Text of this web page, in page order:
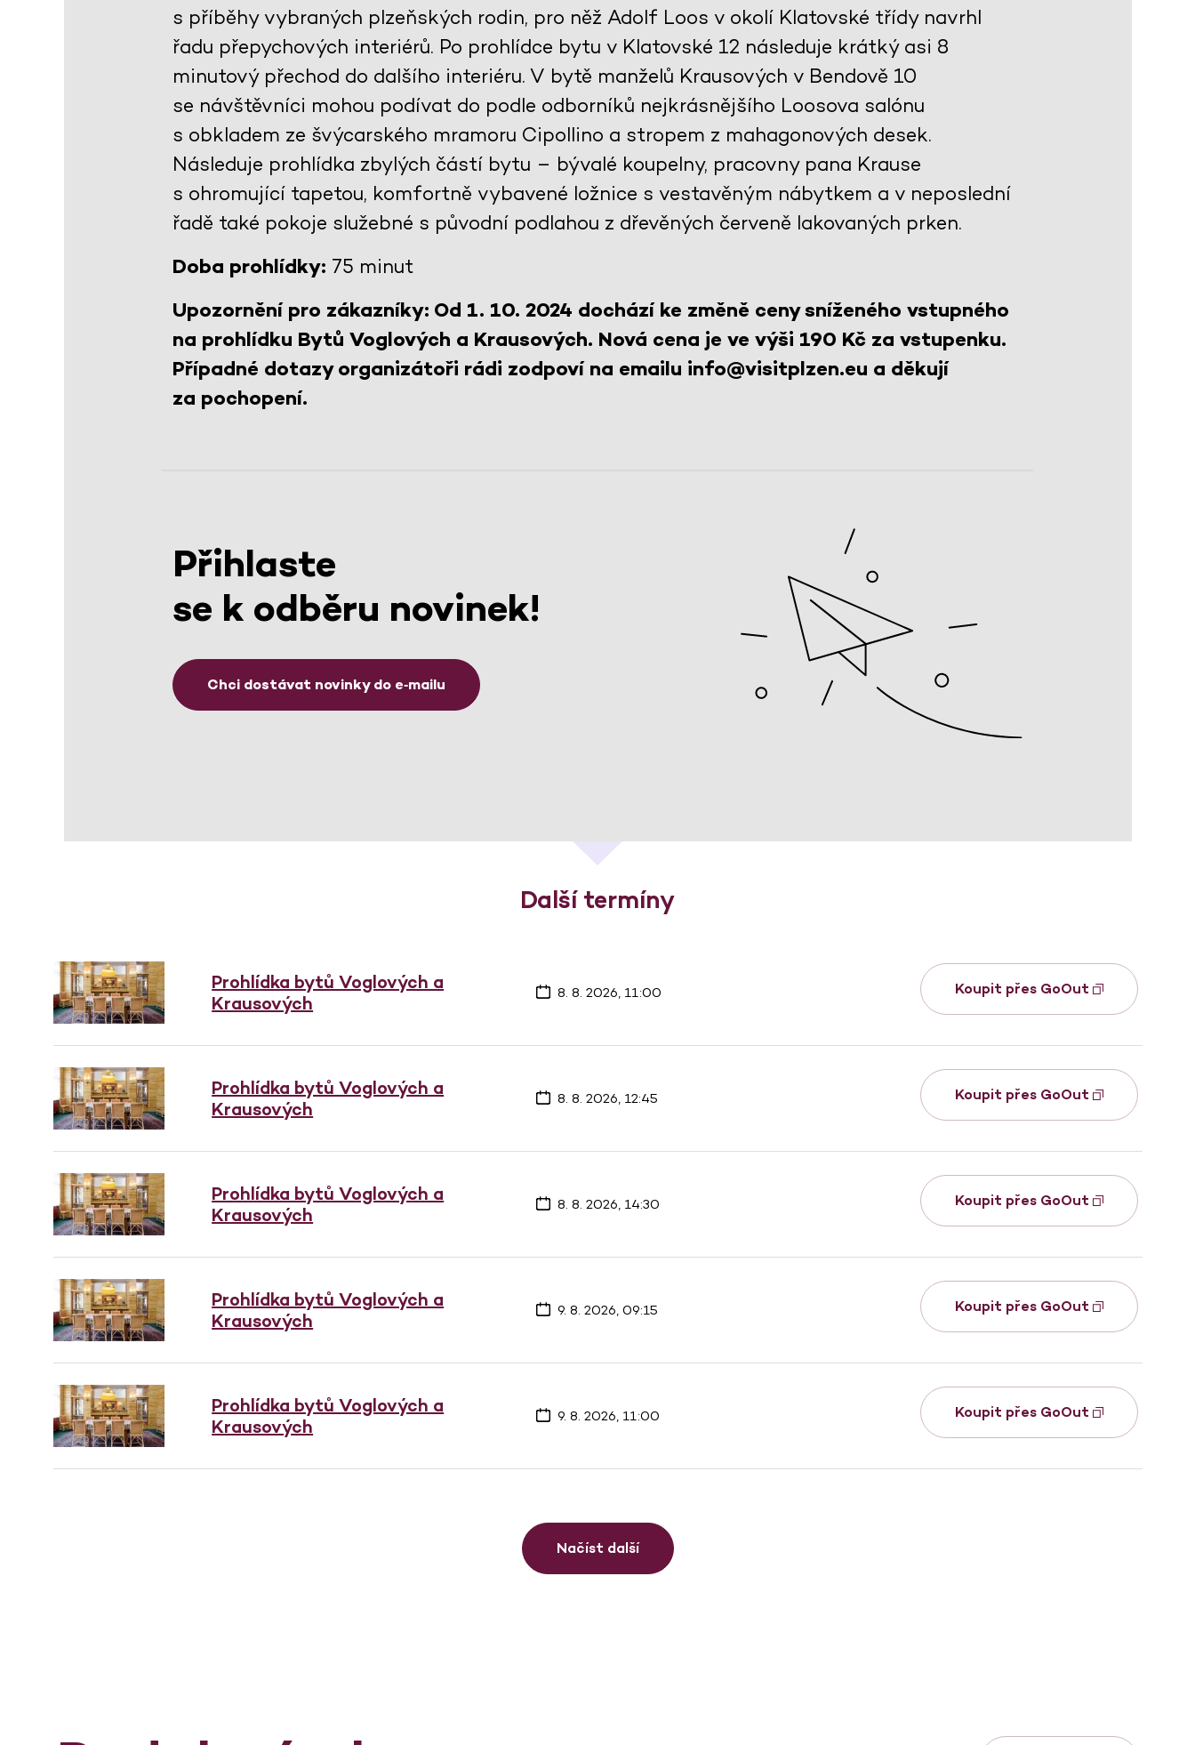
s příběhy vybraných plzeňských rodin, pro něž Adolf Loos v okolí Klatovské třídy navrhl
řadu přepychových interiérů. Po prohlídce bytu v Klatovské 12 následuje krátký asi 8
minutový přechod do dalšího interiéru. V bytě manželů Krausových v Bendově 10
se návštěvníci mohou podívat do podle odborníků nejkrásnějšího Loosova salónu
s obkladem ze švýcarského mramoru Cipollino a stropem z mahagonových desek.
Následuje prohlídka zbylých částí bytu – bývalé koupelny, pracovny pana Krause
s ohromující tapetou, komfortně vybavené ložnice s vestavěným nábytkem a v neposlední
řadě také pokoje služebné s původní podlahou z dřevěných červeně lakovaných prken.
Doba prohlídky: 75 minut
Upozornění pro zákazníky: Od 1. 10. 2024 dochází ke změně ceny sníženého vstupného
na prohlídku Bytů Voglových a Krausových. Nová cena je ve výši 190 Kč za vstupenku.
Případné dotazy organizátoři rádi zodpoví na emailu info@visitplzen.eu a děkují
za pochopení.
Přihlaste
se k odběru novinek!
Chci dostávat novinky do e‑mailu
Další termíny
Prohlídka bytů Voglových a
Krausových
8. 8. 2026, 11:00 Koupit přes GoOut
Prohlídka bytů Voglových a
Krausových
8. 8. 2026, 12:45 Koupit přes GoOut
Prohlídka bytů Voglových a
Krausových
8. 8. 2026, 14:30 Koupit přes GoOut
Prohlídka bytů Voglových a
Krausových
9. 8. 2026, 09:15 Koupit přes GoOut
Prohlídka bytů Voglových a
Krausových
9. 8. 2026, 11:00 Koupit přes GoOut
Načíst další